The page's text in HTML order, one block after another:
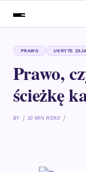
PRAWO UKRYTE
Prawo,
ścieżkę
BY 10 MIN READ